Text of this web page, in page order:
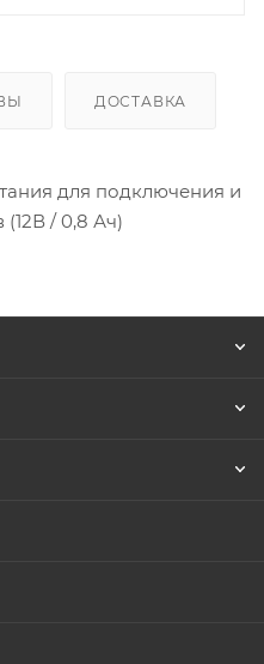
ДОСТАВКА
для подключения и
(12В / 0,8 Ач)